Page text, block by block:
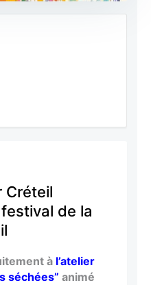
Créteil
de la
à l’atelier
séchées” animé